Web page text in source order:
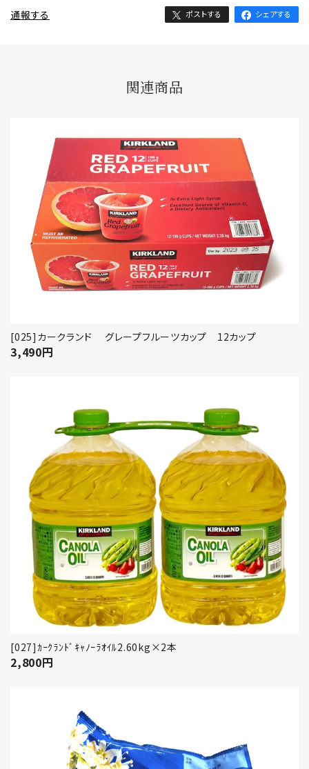
通報する ポストする シェアする
関連商品
[025]カークランド グレープフルーツカップ 12カップ
3,490円
[027]ｶｰｸﾗﾝﾄﾞｷｬﾉｰﾗｵｲﾙ2.60kg×2本
2,800円